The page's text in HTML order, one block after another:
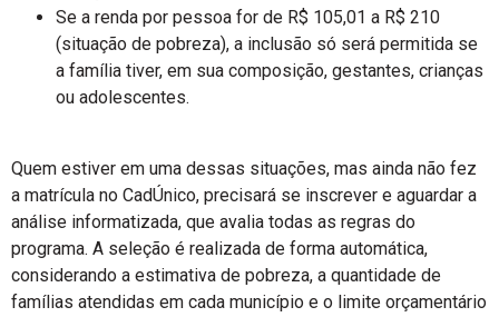
Se a renda por pessoa for de R$ 105,01 a R$ 210
(situação de pobreza), a inclusão só será permitida se
a família tiver, em sua composição, gestantes, crianças
ou adolescentes.
Quem estiver em uma dessas situações, mas ainda não fez
a matrícula no CadÚnico, precisará se inscrever e aguardar a
análise informatizada, que avalia todas as regras do
programa. A seleção é realizada de forma automática,
considerando a estimativa de pobreza, a quantidade de
famílias atendidas em cada município e o limite orçamentário